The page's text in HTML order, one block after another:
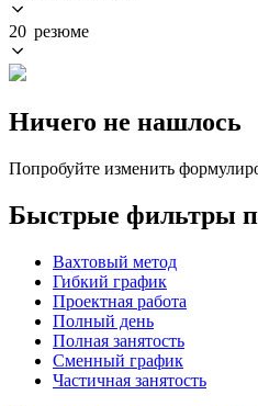
20 резюме
Ничего не нашлось
Попробуйте изменить
Быстрые фильтры
Вахтовый метод
Гибкий график
Проектная работа
Полный день
Полная занятость
Сменный график
Частичная занятость